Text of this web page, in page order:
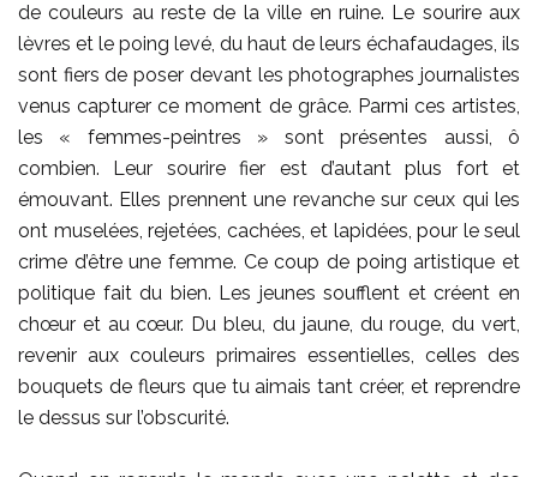
de couleurs au reste de la ville en ruine. Le sourire aux
lèvres et le poing levé, du haut de leurs échafaudages, ils
sont fiers de poser devant les photographes journalistes
venus capturer ce moment de grâce. Parmi ces artistes,
les « femmes-peintres » sont présentes aussi, ô
combien. Leur sourire fier est d’autant plus fort et
émouvant. Elles prennent une revanche sur ceux qui les
ont muselées, rejetées, cachées, et lapidées, pour le seul
crime d’être une femme. Ce coup de poing artistique et
politique fait du bien. Les jeunes soufflent et créent en
chœur et au cœur. Du bleu, du jaune, du rouge, du vert,
revenir aux couleurs primaires essentielles, celles des
bouquets de fleurs que tu aimais tant créer, et reprendre
le dessus sur l’obscurité.